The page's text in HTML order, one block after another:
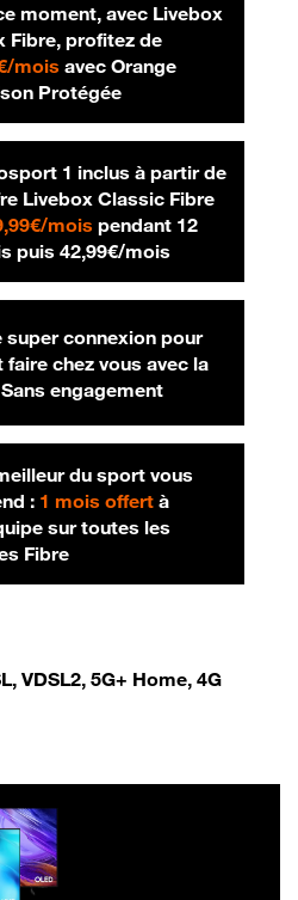
moment, avec Livebox
Fibre, profitez de
mois20 € par mois
avec Orange
Protégée
1 inclus à partir de
Livebox Classic Fibre
mois29,99 € par mois
pendant 12
puis 42,99€/mois42,99 € par
super connexion pour
faire chez vous avec la
engagement
du sport vous
: 1 mois offertà
sur toutes les
Fibre
VDSL2, 5G+ Home, 4G